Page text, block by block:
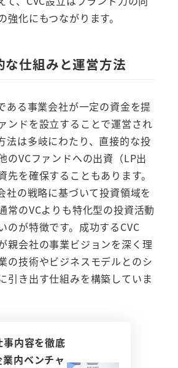
強化にもつながります。
な仕組みと運営方法
ある事業会社が一定の資金を提
ンドを設立することで運営され
法は多岐にわたり、直接的な投
のVCファンドへの出資（LP出
先を確保することもあります。
社の戦略に基づいて投資領域を
常のVCよりも特化型の投資活動
のが特徴です。成功するCVC
親会社の事業ビジョンを深く理
の技術やビジネスモデルとのシ
引き出す仕組みを構築していま
事内容を徹底
内ベンチャ